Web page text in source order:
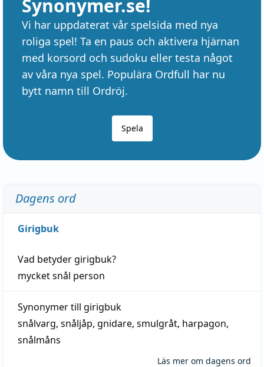
Synonymer.se!
Vi har uppdaterat vår spelsida med nya
roliga spel! Ta en paus och aktivera hjärnan
med korsord och sudoku eller testa något
av våra nya spel. Populära Ordfull har nu
bytt namn till Ordröj.
Spela
Dagens ord
Girigbuk
Vad betydergirigbuk?
mycketsnål person
Synonymer till girigbuk
snålvarg, snåljåp, gnidare, smulgråt, harpagon,
snålmåns
Läs mer om dagens ord